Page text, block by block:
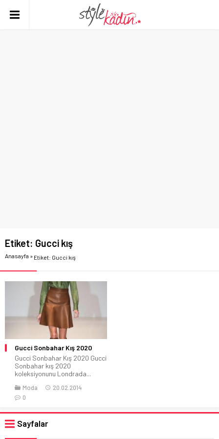
Etiket: Gucci kış
Anasayfa » Etiket: Gucci kış
Gucci Sonbahar Kış 2020
Gucci Sonbahar Kış 2020 Gucci
Sonbahar kış 2020
koleksiyonunu Londrada...
Moda
20.02.2014
0
Sayfalar